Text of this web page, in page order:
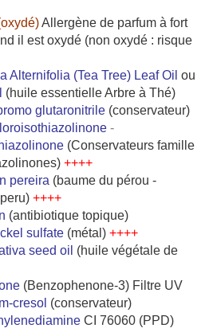
Allergène de parfum à fort
il est oxydé (non oxydé : risque
Alternifolia (Tea Tree) Leaf Oil ou
(huile essentielle Arbre à Thé)
glutaronitrile (conservateur)
-
(Conservateurs famille
++++
pereira (baume du pérou -
++++
(antibiotique topique)
sulfate (métal) ++++
seed oil (huile végétale de
(Benzophenone-3) Filtre UV
cresol (conservateur)
CI 76060 (PPD)